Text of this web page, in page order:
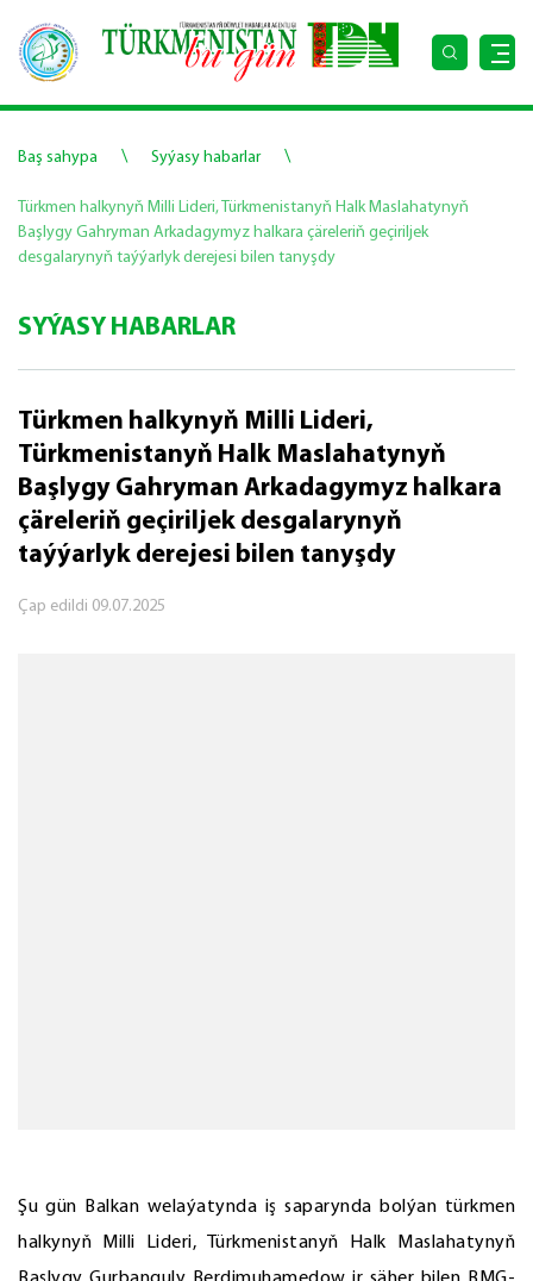
Baş sahypa \ Syýasy habarlar \
Türkmen halkynyň Milli Lideri, Türkmenistanyň Halk Maslahatynyň
Başlygy Gahryman Arkadagymyz halkara çäreleriň geçiriljek
desgalarynyň taýýarlyk derejesi bilen tanyşdy
SYÝASY HABARLAR
Türkmen halkynyň Milli Lideri,
Türkmenistanyň Halk Maslahatynyň
Başlygy Gahryman Arkadagymyz halkara
çäreleriň geçiriljek desgalarynyň
taýýarlyk derejesi bilen tanyşdy
Çap edildi 09.07.2025
Şu gün Balkan welaýatynda iş saparynda bolýan türkmen
halkynyň Milli Lideri, Türkmenistanyň Halk Maslahatynyň